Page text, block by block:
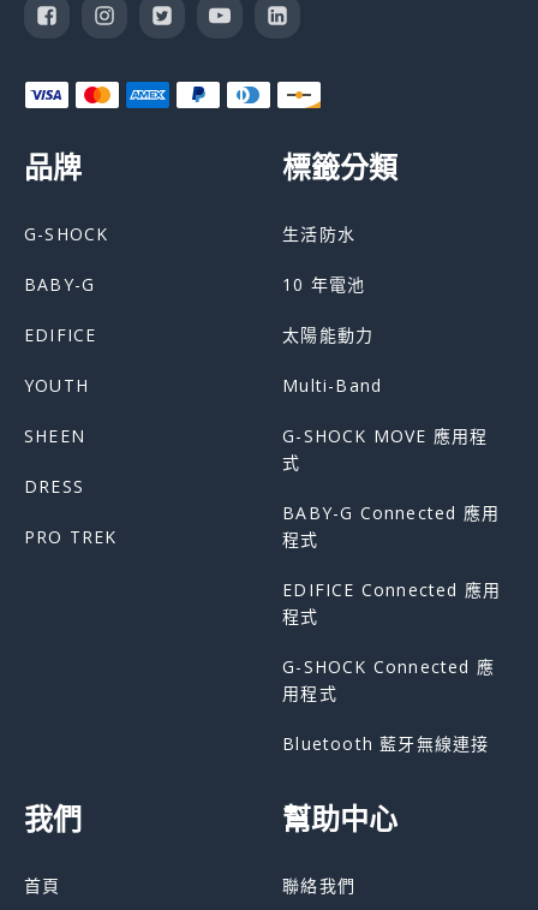
品牌
G-SHOCK
BABY-G
EDIFICE
YOUTH
SHEEN
DRESS
PRO TREK
標籤分類
生活防水
10 年電池
太陽能動力
Multi-Band
G-SHOCK MOVE 應用程
式
BABY-G Connected 應用
程式
EDIFICE Connected 應用
程式
G-SHOCK Connected 應
用程式
Bluetooth 藍牙無線連接
我們
首頁
幫助中心
聯絡我們